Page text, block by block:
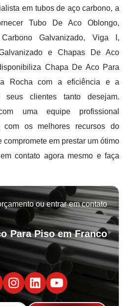
em tubos de aço carbono, a
Tubo De Aco Oblongo,
Galvanizado, Viga I,
e Chapas De Aco
Chapa De Aco Para
Rocha com a eficiência e a
clientes tanto desejam.
uma equipe profissional
com os melhores recursos do
compromete em prestar um ótimo
contato agora mesmo e faça
ou entrar em contato
Para Piso em Franco